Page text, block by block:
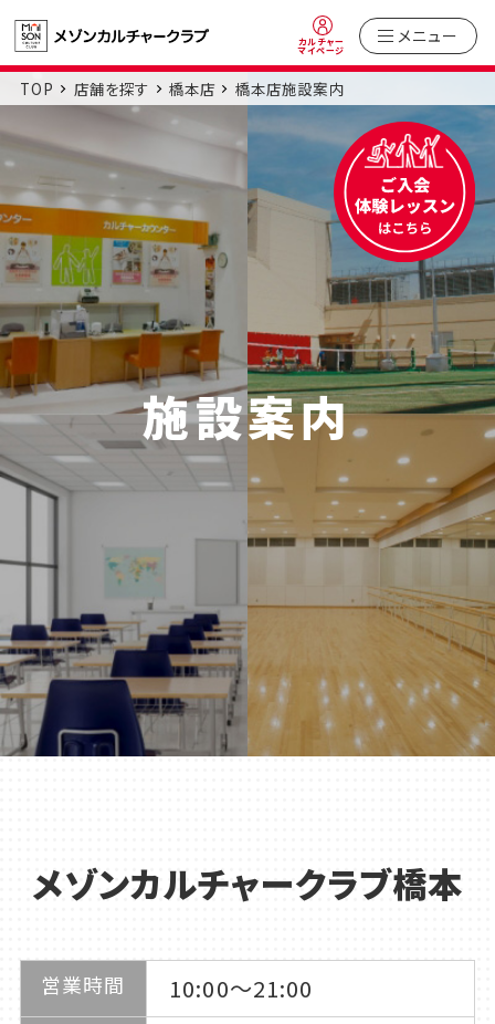
カルチャー
マイページ
メニュー
施設案内
TOP 店舗を探す 橋本店 橋本店施設案内
メゾンカルチャークラブ橋本
営業時間 10:00～21:00